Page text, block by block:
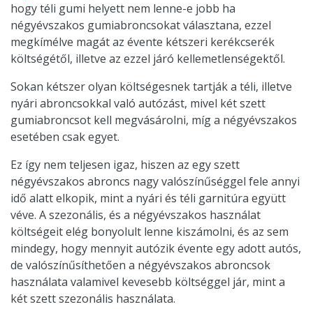
hogy téli gumi helyett nem lenne-e jobb ha
négyévszakos gumiabroncsokat választana, ezzel
megkímélve magát az évente kétszeri kerékcserék
költségétől, illetve az ezzel járó kellemetlenségektől.
Sokan kétszer olyan költségesnek tartják a téli, illetve
nyári abroncsokkal való autózást, mivel két szett
gumiabroncsot kell megvásárolni, míg a négyévszakos
esetében csak egyet.
Ez így nem teljesen igaz, hiszen az egy szett
négyévszakos abroncs nagy valószínűséggel fele annyi
idő alatt elkopik, mint a nyári és téli garnitúra együtt
véve. A szezonális, és a négyévszakos használat
költségeit elég bonyolult lenne kiszámolni, és az sem
mindegy, hogy mennyit autózik évente egy adott autós,
de valószínűsíthetően a négyévszakos abroncsok
használata valamivel kevesebb költséggel jár, mint a
két szett szezonális használata.